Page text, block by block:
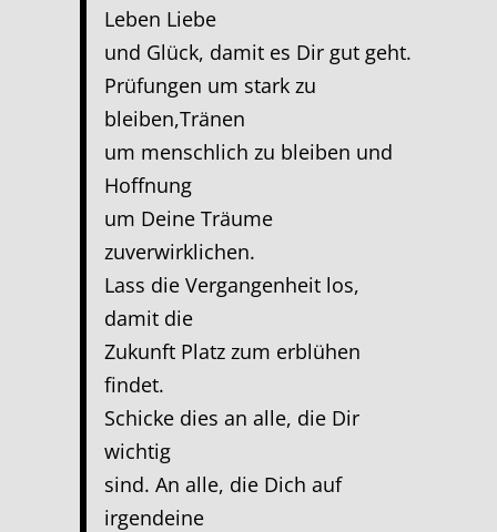
Leben Liebe
und Glück, damit es Dir gut geht.
Prüfungen um stark zu
bleiben,Tränen
um menschlich zu bleiben und
Hoffnung
um Deine Träume
zuverwirklichen.
Lass die Vergangenheit los,
damit die
Zukunft Platz zum erblühen
findet.
Schicke dies an alle, die Dir
wichtig
sind. An alle, die Dich auf
irgendeine